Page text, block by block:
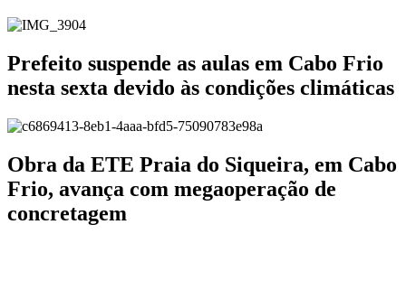
Prefeito suspende as aulas em Cabo Frio
nesta sexta devido às condições climáticas
Obra da ETE Praia do Siqueira, em Cabo
Frio, avança com megaoperação de
concretagem